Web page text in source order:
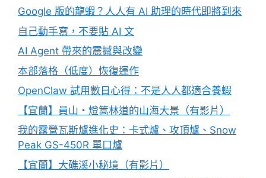
Google 版的龍蝦？人人有 AI 助理的時代即將到來
自己動手寫，不要貼 AI 文
AI Agent 帶來的震撼與改變
本部落格（低度）恢復運作
OpenClaw 試用數日心得：不是人人都適合養蝦
【宜蘭】員山・燈篙林道的山海大景（有影片）
我的露營瓦斯爐進化史：卡式爐、攻頂爐、Snow
Peak GS-450R 單口爐
【宜蘭】大礁溪小秘境（有影片）